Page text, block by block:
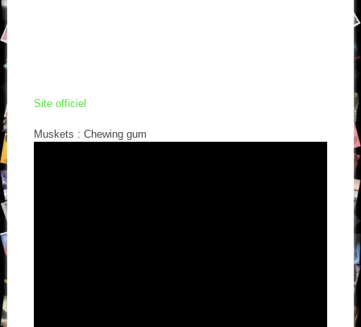
Site officiel
Muskets : Chewing gum